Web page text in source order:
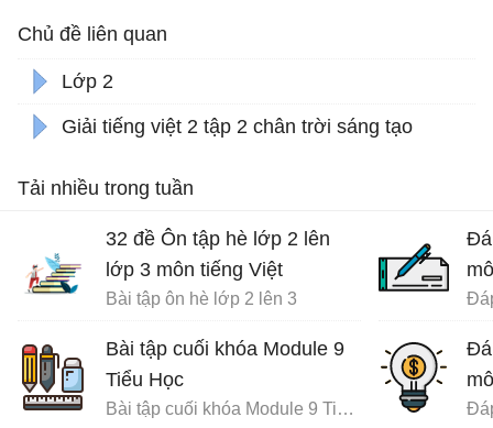
Chủ đề liên quan
Lớp 2
Giải tiếng việt 2 tập 2 chân trời sáng tạo
Tải nhiều trong tuần
32 đề Ôn tập hè lớp 2 lên
lớp 3 môn tiếng Việt
Bài tập ôn hè lớp 2 lên 3
Bài tập cuối khóa Module 9
Tiểu Học
Bài tập cuối khóa Module 9 Tiểu Học đầy đủ